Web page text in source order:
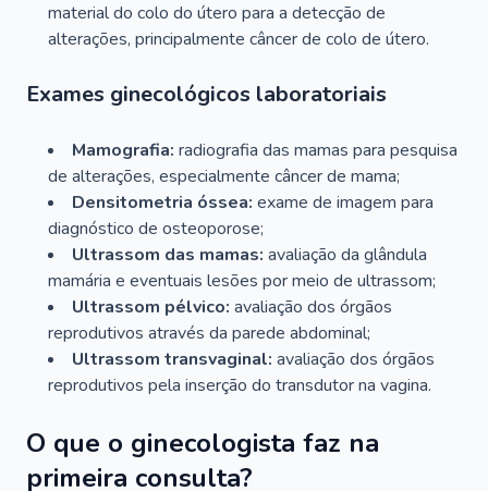
material do colo do útero para a detecção de
alterações, principalmente câncer de colo de útero.
Exames ginecológicos laboratoriais
Mamografia: radiografia das mamas para pesquisa
de alterações, especialmente câncer de mama;
Densitometria óssea: exame de imagem para
diagnóstico de osteoporose;
Ultrassom das mamas: avaliação da glândula
mamária e eventuais lesões por meio de ultrassom;
Ultrassom pélvico: avaliação dos órgãos
reprodutivos através da parede abdominal;
Ultrassom transvaginal: avaliação dos órgãos
reprodutivos pela inserção do transdutor na vagina.
O que o ginecologista faz na
primeira consulta?